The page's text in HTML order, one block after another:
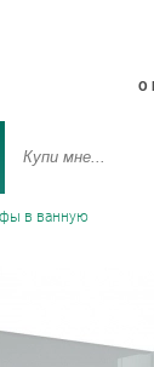
О
в ванную